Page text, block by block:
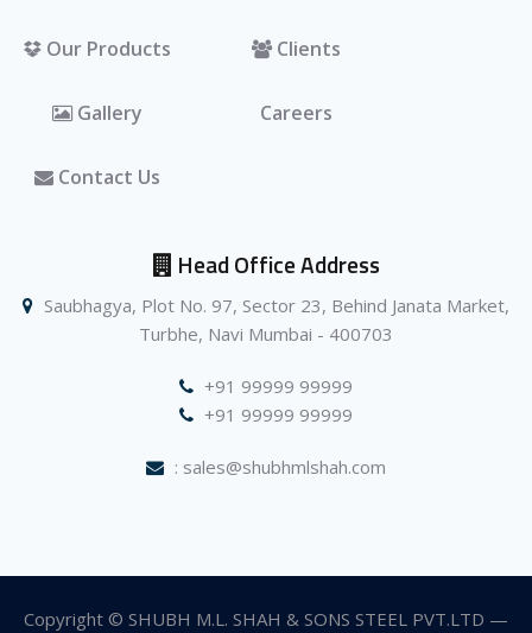
Our Products Clients
Gallery Careers
Contact Us
Head Office Address
Saubhagya, Plot No. 97, Sector 23, Behind Janata Market,
Turbhe, Navi Mumbai - 400703
+91 99999 99999
+91 99999 99999
: sales@shubhmlshah.com
Copyright © SHUBH M.L. SHAH & SONS STEEL PVT.LTD —